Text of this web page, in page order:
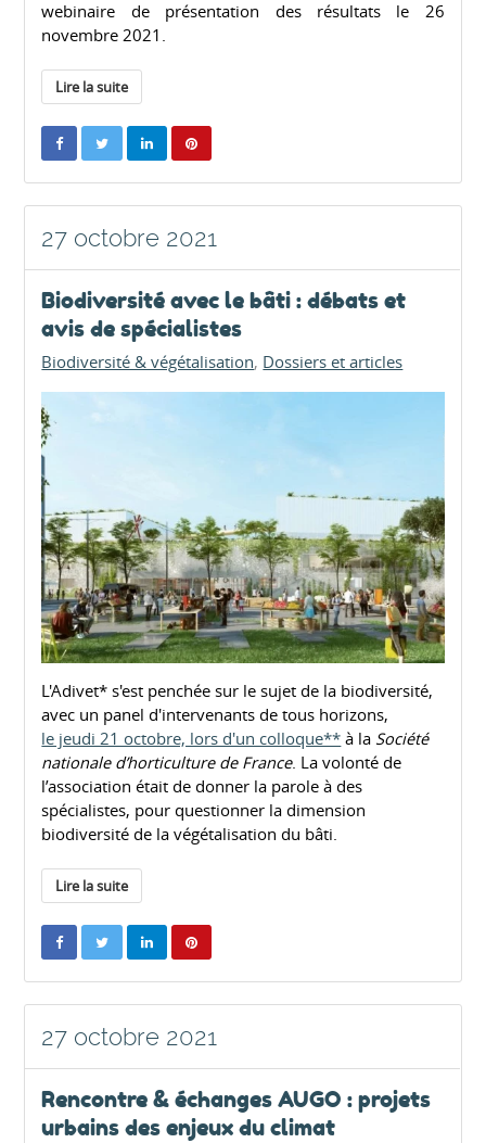
webinaire de présentation des résultats le 26
novembre 2021.
Lire la suite
27 octobre 2021
Biodiversité avec le bâti : débats et
avis de spécialistes
Biodiversité & végétalisation Dossiers et articles
L'Adivet* s'est penchée sur le sujet de la biodiversité,
avec un panel d'intervenants de tous horizons,
le jeudi 21 octobre, lors d'un colloque** à la Société
nationale d’horticulture de France. La volonté de
l’association était de donner la parole à des
spécialistes, pour questionner la dimension
biodiversité de la végétalisation du bâti.
Lire la suite
27 octobre 2021
Rencontre & échanges AUGO : projets
urbains des enjeux du climat